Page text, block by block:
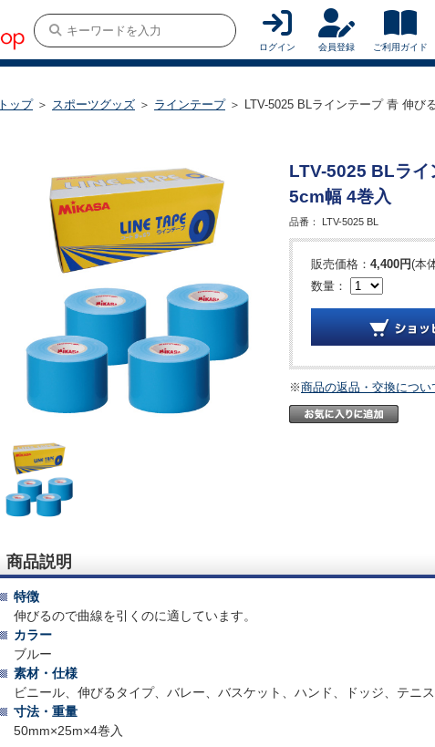
ログイン 会員登録 ご利用ガイド
トップ ＞ スポーツグッズ ＞ ラインテープ ＞ LTV-5025 BLラインテープ 青 伸び
LTV-5025 BLライ
5cm幅 4巻入
品番： LTV-5025 BL
販売価格： 4,400円(本
数量：
※商品の返品・交換につい
商品説明
特徴
伸びるので曲線を引くのに適しています。
カラー
ブルー
素材・仕様
ビニール、伸びるタイプ、バレー、バスケット、ハンド、ドッジ、テニ
寸法・重量
50mm×25m×4巻入